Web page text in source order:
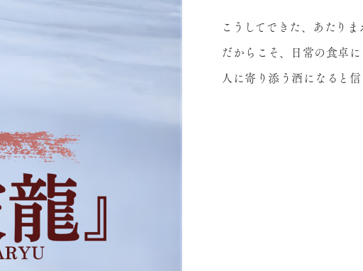
こうしてできた、あたりま
だからこそ、日常の食卓
人に寄り添う酒になると信